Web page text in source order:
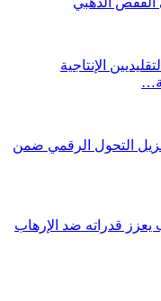
الإنتاجية
التحول الرقمي ضمن
قدراته ضد الإرهاب